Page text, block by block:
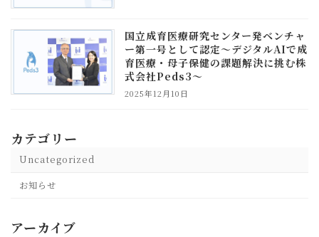
国立成育医療研究センター発ベンチャ
ー第一号として認定～デジタルAIで成
育医療・母子保健の課題解決に挑む株
式会社Peds3～
2025年12月10日
カテゴリー
Uncategorized
お知らせ
アーカイブ